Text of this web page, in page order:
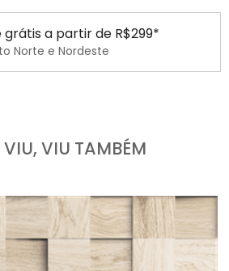
grátis a partir de R$299*
Norte e Nordeste
VIU TAMBÉM